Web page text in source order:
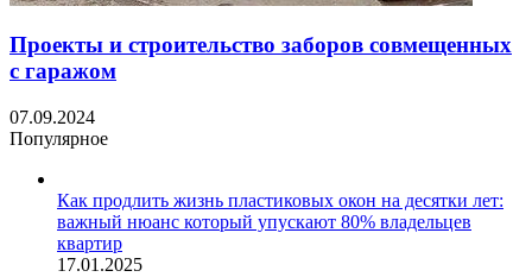
Проекты и строительство заборов совмещенных
с гаражом
07.09.2024
Популярное
Как продлить жизнь пластиковых окон на десятки лет:
важный нюанс который упускают 80% владельцев
квартир
17.01.2025